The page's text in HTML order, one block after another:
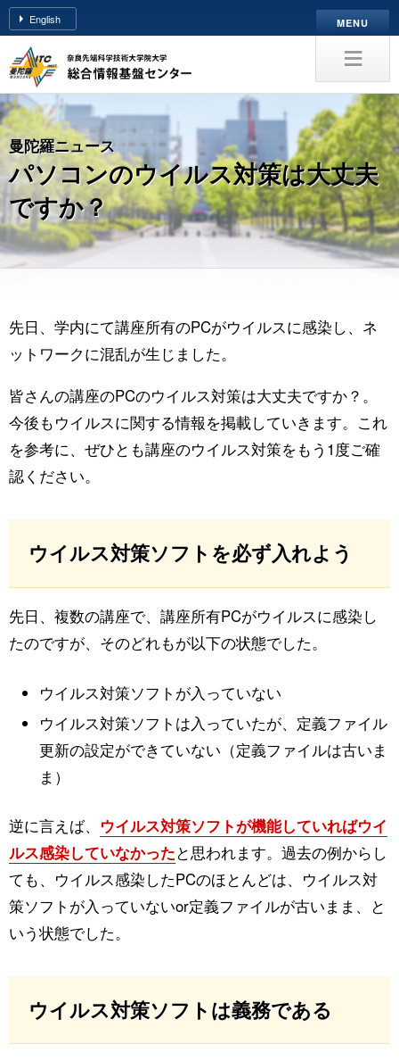
NAIST
ITC
奈
良
先
端
科
技
術
大
学
院
大
学
総
合
情
報
基
盤
タ
ー
English
曼陀羅ニュース
パソコンのウイルス対策は大丈夫
ですか？
先日、学内にて講座所有のPCがウイルスに感染し、ネ
ットワークに混乱が生じました。
皆さんの講座のPCのウイルス対策は大丈夫ですか？。
今後もウイルスに関する情報を掲載していきます。これ
を参考に、ぜひとも講座のウイルス対策をもう1度ご確
認ください。
ウイルス対策ソフトを必ず入れよう
先日、複数の講座で、講座所有PCがウイルスに感染し
たのですが、そのどれもが以下の状態でした。
ウイルス対策ソフトが入っていない
ウイルス対策ソフトは入っていたが、定義ファイル
更新の設定ができていない（定義ファイルは古いま
ま）
逆に言えば、 ウイルス対策ソフトが機能していればウイ
ルス感染していなかったと思われます。過去の例からし
ても、ウイルス感染したPCのほとんどは、ウイルス対
策ソフトが入っていないor定義ファイルが古いまま、と
いう状態でした。
ウイルス対策ソフトは義務である